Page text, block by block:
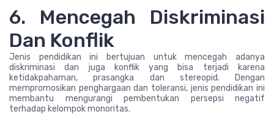
6. Mencegah Diskriminasi
Dan Konflik
Jenis pendidikan ini bertujuan untuk mencegah adanya
diskriminasi dan juga konflik yang bisa terjadi karena
ketidakpahaman, prasangka dan stereopid. Dengan
mempromosikan penghargaan dan toleransi, jenis pendidikan ini
membantu mengurangi pembentukan persepsi negatif
terhadap kelompok monoritas.